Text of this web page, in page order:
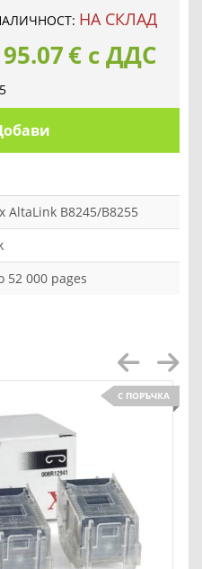
НА СКЛАД
95.07€ с ДДС
AltaLink B8245/B8255
52 000 pages
С ПОРЪЧКА